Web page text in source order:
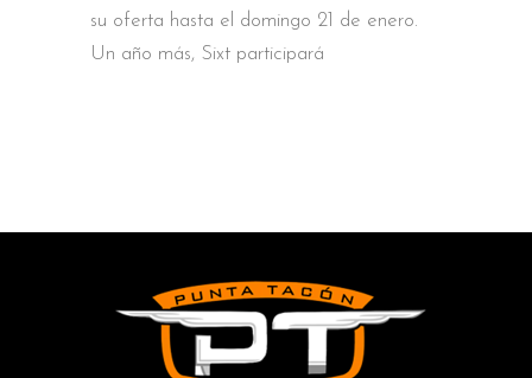
su oferta hasta el domingo 21 de enero.
Un año más, Sixt participará